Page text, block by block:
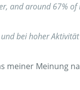
and around 67% of
bei hoher
meiner Meinung